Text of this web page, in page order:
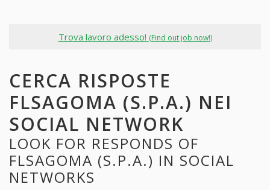
Trova lavoro adesso! (Find out job now!)
CERCA RISPOSTE
FLSAGOMA (S.P.A.) NEI
SOCIAL NETWORK
LOOK FOR RESPONDS OF
FLSAGOMA (S.P.A.) IN SOCIAL
NETWORKS